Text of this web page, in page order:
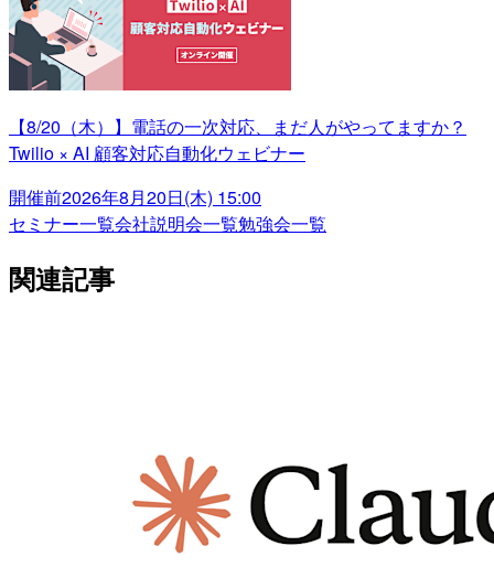
【8/20（木）】電話の一次対応、まだ人がやってますか？
Twilio × AI 顧客対応自動化ウェビナー
開催前2026年8月20日(木) 15:00
セミナー一覧会社説明会一覧勉強会一覧
関連記事